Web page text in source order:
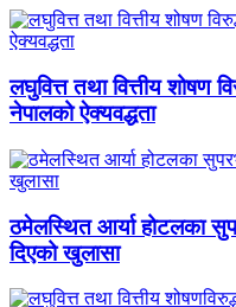
लघुवित्त तथा वित्तीय शोषण
नेपालको ऐक्यवद्धता
ठमेलस्थित आर्या होटलका
दिएको खुलासा